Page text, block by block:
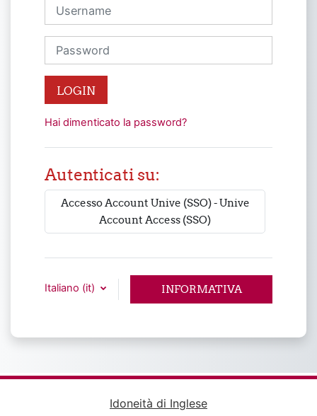
Username
Password
LOGIN
Hai dimenticato la password?
Autenticati su:
Accesso Account Unive (SSO) - Unive
Account Access (SSO)
Italiano ‎(it)‎ INFORMATIVA
Idoneità di Inglese